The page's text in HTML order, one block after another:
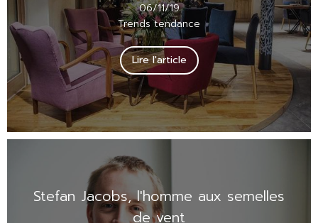
06/11/19
Trends tendance
Lire l'article
Stefan Jacobs, l'homme aux semelles
de vent